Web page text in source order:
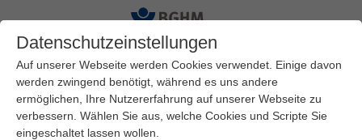
Startseite BGHM
Amtliche Informationen
Dokumentationsplan
Hauptgruppe 4
Datenschutzeinstellungen
Auf unserer Webseite werden Cookies verwendet. Einige davon
werden zwingend benötigt, während es uns andere
ermöglichen, Ihre Nutzererfahrung auf unserer Webseite zu
verbessern. Wählen Sie aus, welche Cookies und Scripte Sie
eingeschaltet lassen wollen.